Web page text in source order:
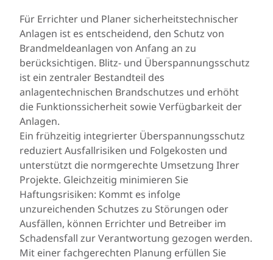
Für Errichter und Planer sicherheitstechnischer
Anlagen ist es entscheidend, den Schutz von
Brandmeldeanlagen von Anfang an zu
berücksichtigen. Blitz- und Überspannungsschutz
ist ein zentraler Bestandteil des
anlagentechnischen Brandschutzes und erhöht
die Funktionssicherheit sowie Verfügbarkeit der
Anlagen.
Ein frühzeitig integrierter Überspannungsschutz
reduziert Ausfallrisiken und Folgekosten und
unterstützt die normgerechte Umsetzung Ihrer
Projekte. Gleichzeitig minimieren Sie
Haftungsrisiken: Kommt es infolge
unzureichenden Schutzes zu Störungen oder
Ausfällen, können Errichter und Betreiber im
Schadensfall zur Verantwortung gezogen werden.
Mit einer fachgerechten Planung erfüllen Sie